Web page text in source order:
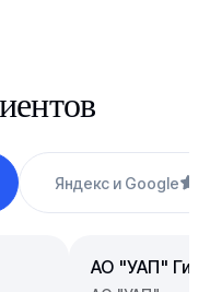
Яндекс и Google
АО "УАП"